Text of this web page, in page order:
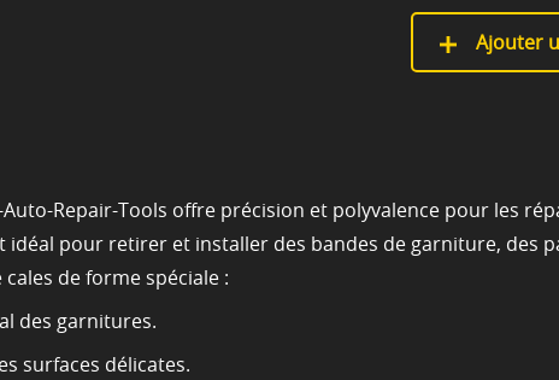
Ajouter
Repair-Tools offre précision et polyvalence pour les
idéal pour retirer et installer des bandes de garniture, des
de forme spéciale :
des garnitures.
surfaces délicates.